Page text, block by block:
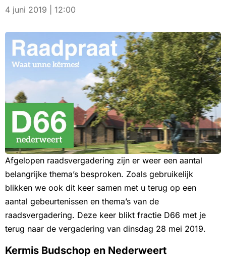
4 juni 2019 | 12:00
Afgelopen raadsvergadering zijn er weer een aantal
belangrijke thema’s besproken. Zoals gebruikelijk
blikken we ook dit keer samen met u terug op een
aantal gebeurtenissen en thema’s van de
raadsvergadering. Deze keer blikt fractie D66 met je
terug naar de vergadering van dinsdag 28 mei 2019.
Kermis Budschop en Nederweert